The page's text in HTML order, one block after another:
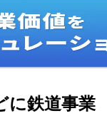
に鉄道事業